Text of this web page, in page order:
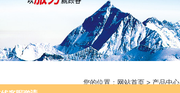
您的位置： 网站首页 > 产品中心